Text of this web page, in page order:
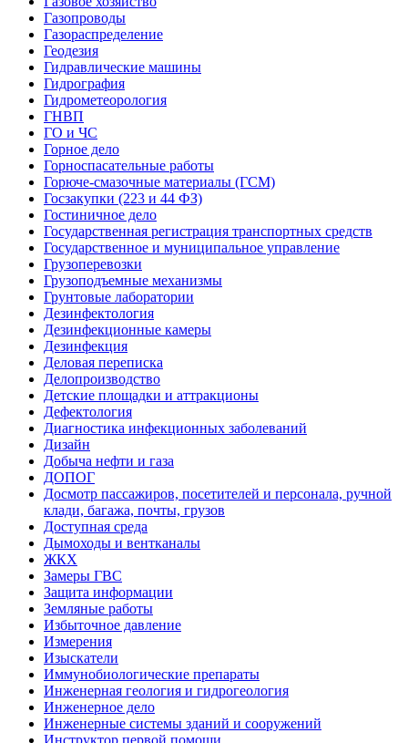
Газопроводы
Газораспределение
Геодезия
Гидравлические машины
Гидрография
Гидрометеорология
ГНВП
ГО и ЧС
Горное дело
Горноспасательные работы
Горюче-смазочные материалы (ГСМ)
Госзакупки (223 и 44 ФЗ)
Гостиничное дело
Государственная регистрация транспортных средств
Государственное и муниципальное управление
Грузоперевозки
Грузоподъемные механизмы
Грунтовые лаборатории
Дезинфектология
Дезинфекционные камеры
Дезинфекция
Деловая переписка
Делопроизводство
Детские площадки и аттракционы
Дефектология
Диагностика инфекционных заболеваний
Дизайн
Добыча нефти и газа
ДОПОГ
Досмотр пассажиров, посетителей и персонала, ручной
клади, багажа, почты, грузов
Доступная среда
Дымоходы и вентканалы
ЖКХ
Замеры ГВС
Защита информации
Земляные работы
Избыточное давление
Измерения
Изыскатели
Иммунобиологические препараты
Инженерная геология и гидрогеология
Инженерное дело
Инженерные системы зданий и сооружений
Инструктор первой помощи